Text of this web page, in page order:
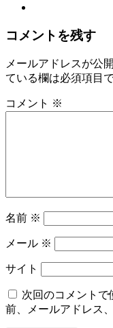
コメントを残す
メールアドレスが公
ている欄は必須項目
コメント ※
名前 ※
メール ※
サイト
次回のコメントで
前、メールアドレス